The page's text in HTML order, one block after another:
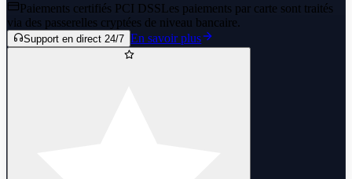
Paiements certifiés PCI DSSLes paiements par carte sont traités
via des passerelles cryptées de niveau bancaire.
Support en direct 24/7 En savoir plus